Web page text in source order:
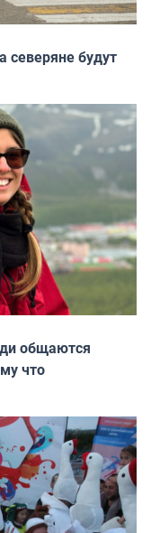
северяне будут
общаются
что